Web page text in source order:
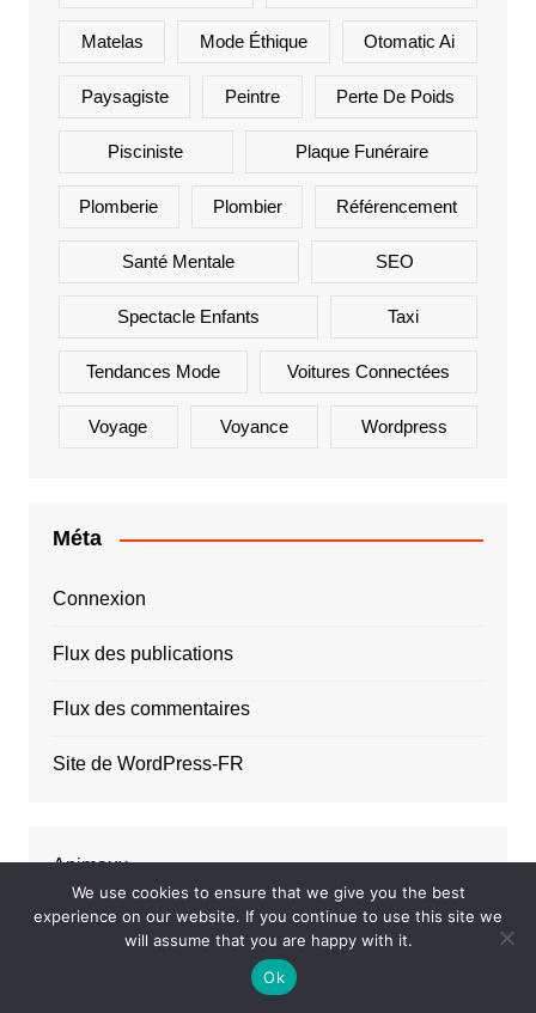
Matelas Mode Éthique Otomatic Ai
Paysagiste Peintre Perte De Poids
Pisciniste Plaque Funéraire
Plomberie Plombier Référencement
Santé Mentale SEO
Spectacle Enfants Taxi
Tendances Mode Voitures Connectées
Voyage Voyance Wordpress
Méta
Connexion
Flux des publications
Flux des commentaires
Site de WordPress-FR
Animaux
Artisans
We use cookies to ensure that we give you the best
experience on our website. If you continue to use this site we
will assume that you are happy with it.
Ok